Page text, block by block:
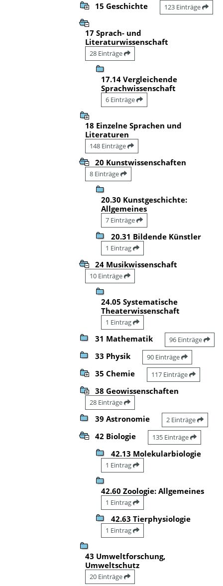
15 Geschichte 123 Einträge
17 Sprach- und
Literaturwissenschaft
28 Einträge
17.14 Vergleichende
Sprachwissenschaft
6 Einträge
18 Einzelne Sprachen und
Literaturen
148 Einträge
20 Kunstwissenschaften
8 Einträge
20.30 Kunstgeschichte:
Allgemeines
7 Einträge
20.31 Bildende Künstler
1 Eintrag
24 Musikwissenschaft
10 Einträge
24.05 Systematische
Theaterwissenschaft
1 Eintrag
31 Mathematik 96 Einträge
33 Physik 90 Einträge
35 Chemie 117 Einträge
38 Geowissenschaften
28 Einträge
39 Astronomie 2 Einträge
42 Biologie 135 Einträge
42.13 Molekularbiologie
1 Eintrag
42.60 Zoologie: Allgemeines
1 Eintrag
42.63 Tierphysiologie
1 Eintrag
43 Umweltforschung,
Umweltschutz
20 Einträge